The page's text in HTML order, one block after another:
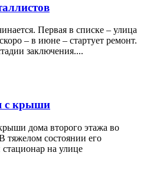
Первая в списке – улица
– в июне – стартует ремонт.
заключения....
с крыши
дома второго этажа во
тяжелом состоянии его
на улице